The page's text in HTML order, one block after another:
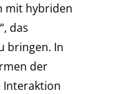
mit hybriden
das
bringen. In
der
Interaktion